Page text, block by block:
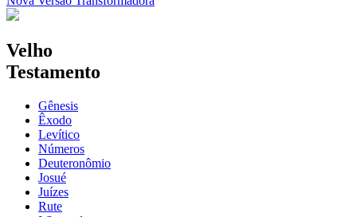
Velho
Testamento
Gênesis
Êxodo
Levítico
Números
Deuteronômio
Josué
Juízes
Rute